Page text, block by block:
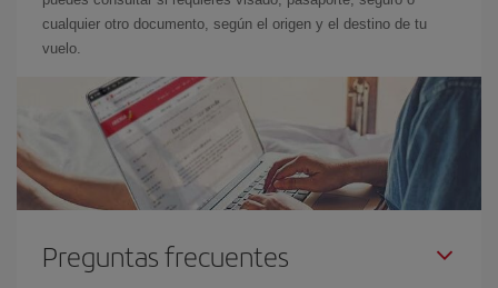
cualquier otro documento, según el origen y el destino de tu
vuelo.
Preguntas frecuentes